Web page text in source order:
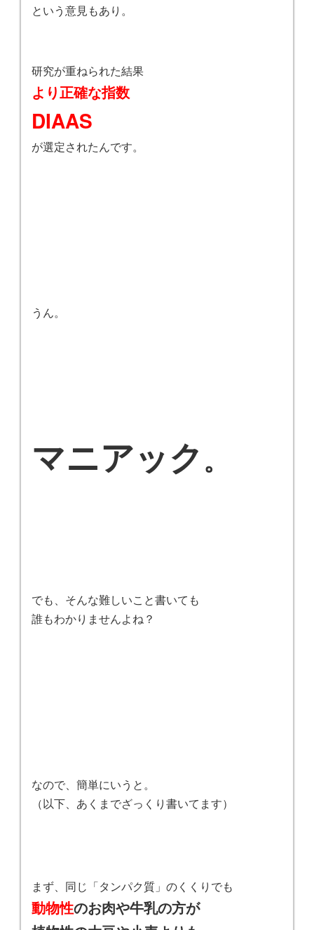
という意見もあり。
研究が重ねられた結果
より正確な指数
DIAAS
が選定されたんです。
うん。
マニアック。
でも、そんな難しいこと書いても
誰もわかりませんよね？
なので、簡単にいうと。
（以下、あくまでざっくり書いてます）
まず、同じ「タンパク質」のくくりでも
動物性のお肉や牛乳の方が